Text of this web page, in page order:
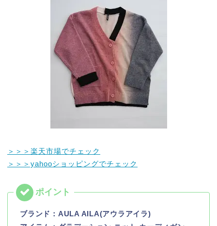
＞＞＞楽天市場でチェック
＞＞＞yahooショッピングでチェック
ブランド： AULA AILA(アウラアイラ)